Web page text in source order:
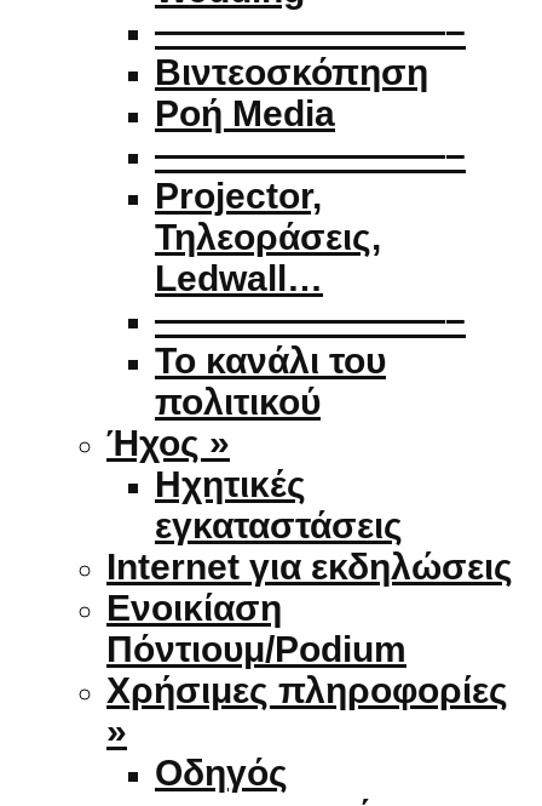
————————–
Βιντεοσκόπηση
Ροή Media
————————–
Projector,
Τηλεοράσεις,
Ledwall…
————————–
Το κανάλι του
πολιτικού
Ήχος »
Ηχητικές
εγκαταστάσεις
Internet για εκδηλώσεις
Ενοικίαση
Πόντιουμ/Podium
Χρήσιμες πληροφορίες
»
Οδηγός